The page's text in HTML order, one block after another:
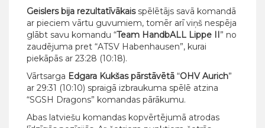
Geislers bija rezultatīvākaisspēlētājs savā komandā
ar pieciem vārtu guvumiem, tomēr arī viņš nespēja
glābt savu komandu “Team HandbALL Lippe II ” no
zaudējuma pret “ATSV Habenhausen”, kurai
piekāpās ar 23:28 (10:18).
Vārtsarga Edgara Kukšas pārstāvētā “OHV Aurich”
ar 29:31 (10:10) spraigā izbraukuma spēlē atzina
“SGSH Dragons” komandas pārākumu.
Abas latviešu komandas kopvērtējumā atrodas